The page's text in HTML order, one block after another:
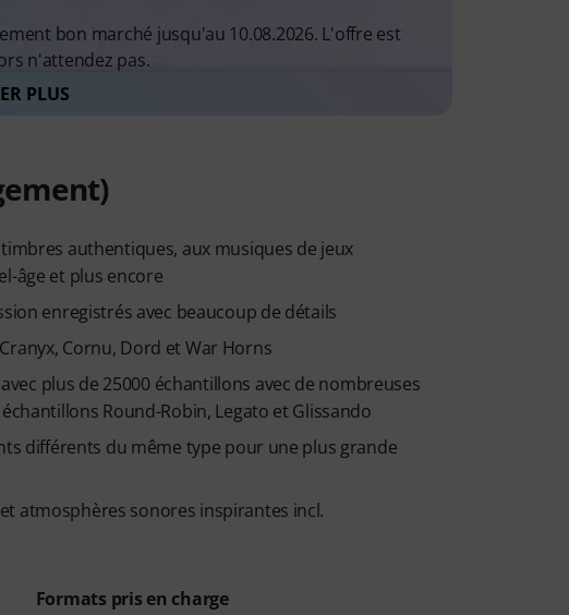
bon marché jusqu'au 10.08.2026. L'offre est
n'attendez pas.
PLUS
authentiques, aux musiques de jeux
âge et plus encore
enregistrés avec beaucoup de détails
Cornu, Dord et War Horns
plus de 25000 échantillons avec de nombreuses
Round-Robin, Legato et Glissando
différents du même type pour une plus grande
atmosphères sonores inspirantes incl.
Formats pris en charge